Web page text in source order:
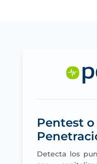
Pentest
Detecta los